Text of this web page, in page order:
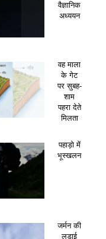
वैज्ञानिक
अध्ययन
वह माला
के गेट
पर सुबह-
शाम
पहरा देते
मिलता
पहाड़ो में
भूस्खलन
जर्मन की
लड़ाई